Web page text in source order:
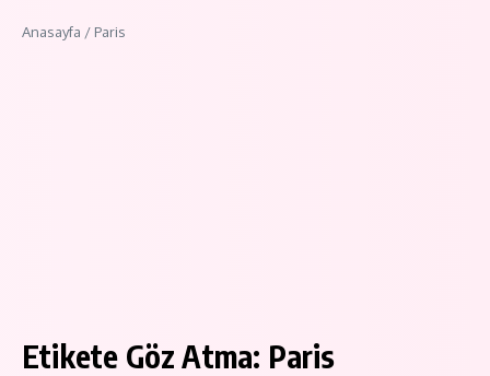
Anasayfa / Paris
Etikete Göz Atma: Paris